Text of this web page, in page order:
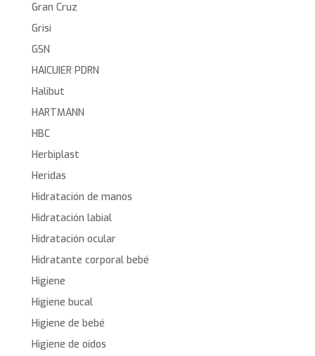
Gran Cruz
Grisi
GSN
HAICUIER PDRN
Halibut
HARTMANN
HBC
Herbiplast
Heridas
Hidratación de manos
Hidratación labial
Hidratación ocular
Hidratante corporal bebé
Higiene
Higiene bucal
Higiene de bebé
Higiene de oídos